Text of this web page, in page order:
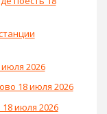
2026
18 июля 2026
июля 2026